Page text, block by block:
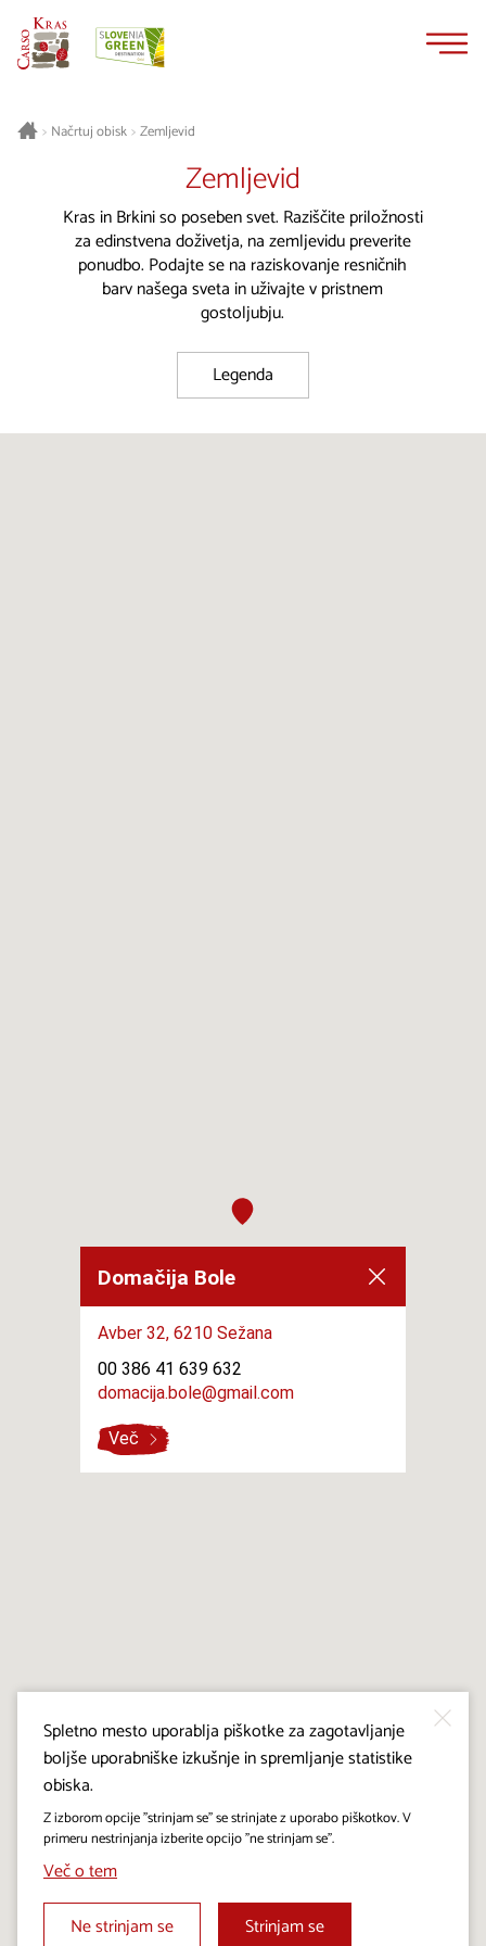
> Načrtuj obisk> Zemljevid
Zemljevid
Kras in Brkini so poseben svet. Raziščite priložnosti
za edinstvena doživetja, na zemljevidu preverite
ponudbo. Podajte se na raziskovanje resničnih
barv našega sveta in uživajte v pristnem
gostoljubju.
Legenda
Domačija Bole
Avber 32,6210 Sežana
00 386 41 639 632
domacija.bole@gmail.com
Več
Spletno mesto uporablja piškotke za zagotavljanje
boljše uporabniške izkušnje in spremljanje statistike
obiska.
Z izborom opcije "strinjam se" se strinjate z uporabo piškotkov. V
primeru nestrinjanja izberite opcijo "ne strinjam se".
Več o tem
Ne strinjam se
Strinjam se